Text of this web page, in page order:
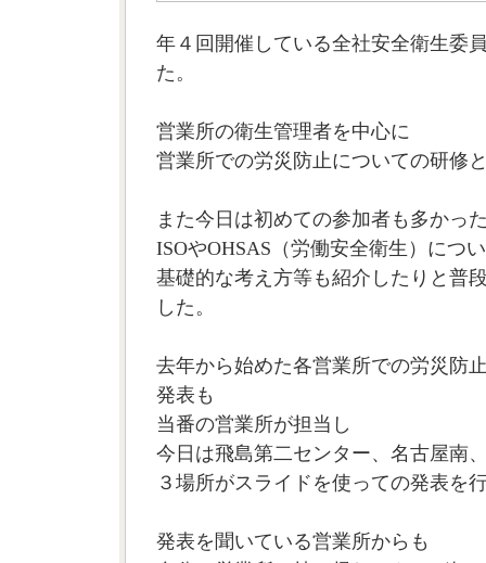
年４回開催している全社安全衛生委
た。
営業所の衛生管理者を中心に
営業所での労災防止についての研修
また今日は初めての参加者も多かっ
ISOやOHSAS（労働安全衛生）につ
基礎的な考え方等も紹介したりと普
した。
去年から始めた各営業所での労災防
発表も
当番の営業所が担当し
今日は飛島第二センター、名古屋南
３場所がスライドを使っての発表を
発表を聞いている営業所からも